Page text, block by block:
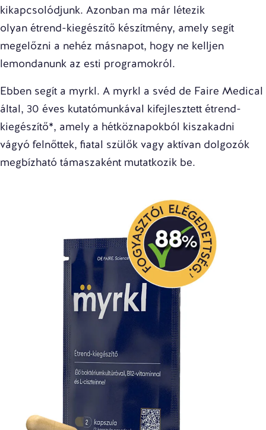
kikapcsolódjunk. Azonban ma már létezik
olyan étrend-kiegészítő készítmény, amely segít
megelőzni a nehéz másnapot, hogy ne kelljen
lemondanunk az esti programokról.
Ebben segít a myrkl. A myrkl a svéd de Faire Medical
által, 30 éves kutatómunkával kifejlesztett étrend-
kiegészítő*, amely a hétköznapokból kiszakadni
vágyó felnőttek, fiatal szülők vagy aktívan dolgozók
megbízható támaszaként mutatkozik be.